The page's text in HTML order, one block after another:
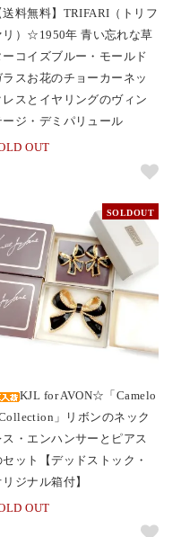
送料無料】TRIFARI（トリフ
リ）☆1950年 青い忘れな草
ーコイズブルー・モールド
ラスお花のチョーカーネッ
レスとイヤリングのヴィン
ージ・デミパリュール
OUT
SOLDOUT
KJL for AVON☆「Camelo
」リボンのネック
ス・エンハンサーとピアス
セット【デッドストック・
リジナル箱付】
OUT